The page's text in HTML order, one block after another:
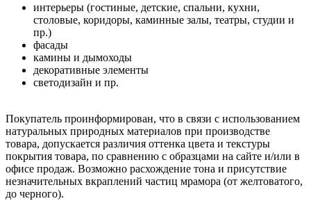
интерьеры (гостиные, детские, спальни, кухни,
столовые, коридоры, каминные залы, театры, студии и
пр.)
фасады
камины и дымоходы
декоративные элементы
светодизайн и пр.
Покупатель проинформирован, что в связи с использованием
натуральных природных материалов при производстве
товара, допускается различия оттенка цвета и текстуры
покрытия товара, по сравнению с образцами на сайте и/или в
офисе продаж. Возможно расхождение тона и присутствие
незначительных вкраплений частиц мрамора (от желтоватого,
до черного).